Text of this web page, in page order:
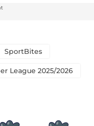
SportBites
League 2025/2026